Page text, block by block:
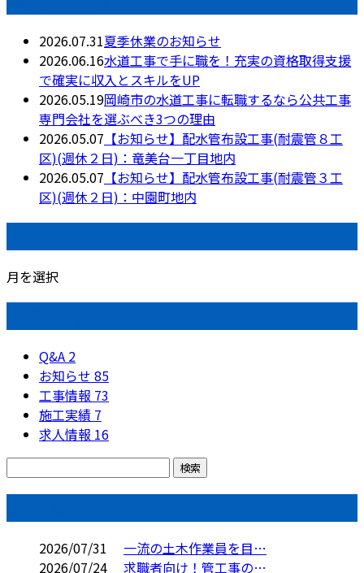
2026.07.31夏季休業のお知らせ
2026.06.16水道工事で手に職を！充実の資格取得支援
で確実に収入とスキルをUP
2026.05.19岡崎市の水道工事に転職するなら公共工事
専門会社を選ぶべき3つの理由
2026.05.07 【お知らせ】配水管布設工事(耐震管８工
区)(週休２日)：竜美台一丁目地内
2026.05.07 【お知らせ】配水管布設工事(耐震管３工
区)(週休２日)：中園町地内
月を選択
Q&A 2
お知らせ 85
工事情報 73
施工実績 7
求人情報 16
2026/07/31
一流の土木作業員を目…
2026/07/24
求職者向け！管工事の…